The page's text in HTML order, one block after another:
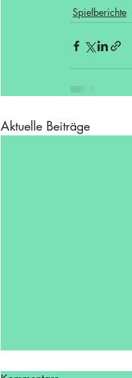
Spielberichte
Aktuelle Beiträge